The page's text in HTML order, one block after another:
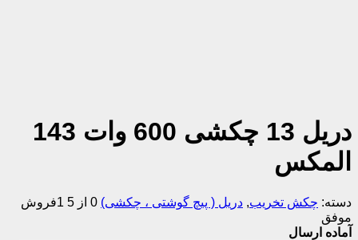
دریل 13 چکشی 600 وات 143
المکس
دسته: چکش تخریب, دریل ( پیچ گوشتی ، چکشی) 0 از 5
1فروش
موفق
آماده ارسال